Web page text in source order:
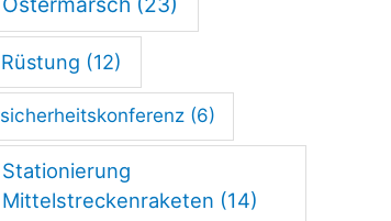
Rüstung (12)
sicherheitskonferenz (6)
Stationierung
Mittelstreckenraketen (14)